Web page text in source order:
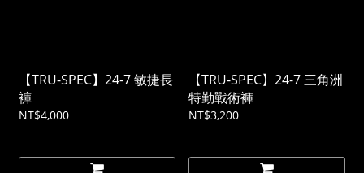
【TRU-SPEC】24-7 敏捷長
褲
NT$4,000
【TRU-SPEC】24-7 三角洲
特勤戰術褲
NT$3,200